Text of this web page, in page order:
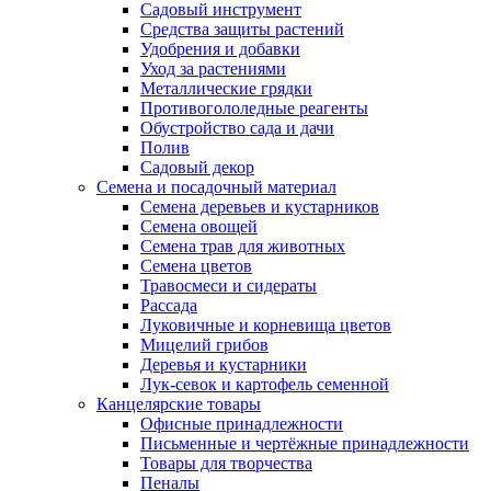
Садовый инструмент
Средства защиты растений
Удобрения и добавки
Уход за растениями
Металлические грядки
Противогололедные реагенты
Обустройство сада и дачи
Полив
Садовый декор
Семена и посадочный материал
Семена деревьев и кустарников
Семена овощей
Семена трав для животных
Семена цветов
Травосмеси и сидераты
Рассада
Луковичные и корневища цветов
Мицелий грибов
Деревья и кустарники
Лук-севок и картофель семенной
Канцелярские товары
Офисные принадлежности
Письменные и чертёжные принадлежности
Товары для творчества
Пеналы